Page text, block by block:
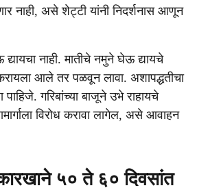
नाही, असे शेट्टी यांनी निदर्शनास आणून
द्यायचा नाही. मातीचे नमुने घेऊ द्यायचे
आले तर पळवून लावा. अशापद्धतीचा
पाहिजे. गरिबांच्या बाजूने उभे राहायचे
विरोध करावा लागेल, असे आवाहन
५० ते ६० दिवसांत